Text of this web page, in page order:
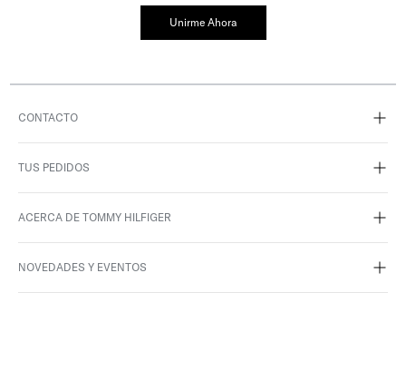
Unirme Ahora
CONTACTO
TUS PEDIDOS
ACERCA DE TOMMY HILFIGER
NOVEDADES Y EVENTOS